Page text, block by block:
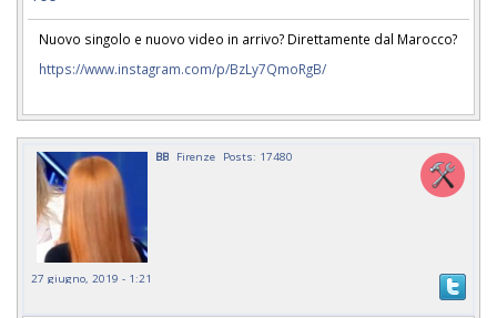
Nuovo singolo e nuovo video in arrivo? Direttamente dal Marocco?
https://www.instagram.com/p/BzLy7QmoRgB/
BB Firenze Posts: 17480
27 giugno, 2019 - 1:21